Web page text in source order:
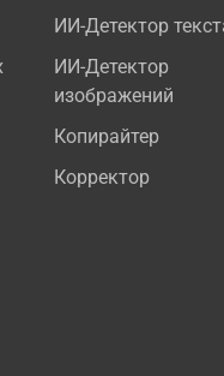
ИИ-Детектор
ИИ-Детектор
изображений
Копирайтер
Корректор